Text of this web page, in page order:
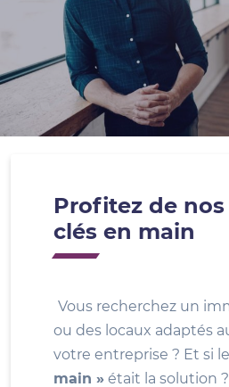
Profitez de
clés en main
Vous recherchez un
ou des locaux adaptés
votre entreprise ? Et si le
main » était la solution